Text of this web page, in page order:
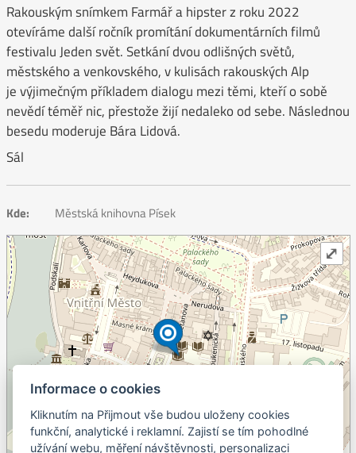
Rakouským snímkem Farmář a hipster z roku 2022
otevíráme další ročník promítání dokumentárních filmů
festivalu Jeden svět. Setkání dvou odlišných světů,
městského a venkovského, v kulisách rakouských Alp
je výjimečným příkladem dialogu mezi těmi, kteří o sobě
nevědí téměř nic, přestože žijí nedaleko od sebe. Následnou
besedu moderuje Bára Lidová.
Sál
Kde: Městská knihovna Písek
⤢
Informace o cookies
Kliknutím na Přijmout vše budou uloženy cookies
funkční, analytické i reklamní. Zajistí se tím pohodlné
užívání webu, měření návštěvnosti, personalizaci